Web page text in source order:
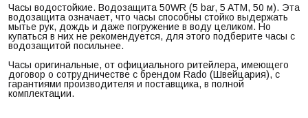
Часы водостойкие. Водозащита 50WR (5 bar, 5 ATM, 50 м). Эта
водозащита означает, что часы способны стойко выдержать
мытье рук, дождь и даже погружение в воду целиком. Но
купаться в них не рекомендуется, для этого подберите часы с
водозащитой посильнее.
Часы оригинальные, от официального ритейлера, имеющего
договор о сотрудничестве с брендом Rado (Швейцария), с
гарантиями производителя и поставщика, в полной
комплектации.